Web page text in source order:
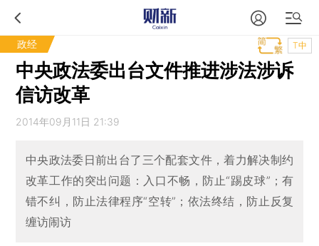
政经 T中
中央政法委出台文件推进涉法涉诉
信访改革
2014年09月11日 21:39
中央政法委日前出台了三个配套文件，着力解决制约
改革工作的突出问题：入口不畅，防止“踢皮球”；有
错不纠，防止法律程序“空转”；依法终结，防止反复
缠访闹访